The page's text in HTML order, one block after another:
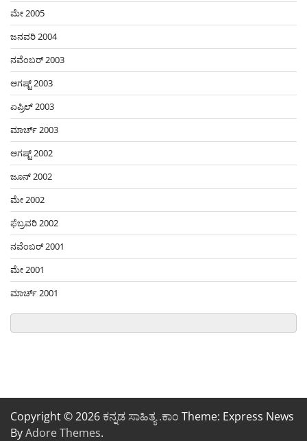
ಮೇ 2005
ಜನವರಿ 2004
ನವೆಂಬರ್ 2003
ಆಗಷ್ಟ್ 2003
ಏಪ್ರಿಲ್ 2003
ಮಾರ್ಚ್ 2003
ಆಗಷ್ಟ್ 2002
ಜೂನ್ 2002
ಮೇ 2002
ಫೆಬ್ರವರಿ 2002
ನವೆಂಬರ್ 2001
ಮೇ 2001
ಮಾರ್ಚ್ 2001
Copyright © 2026 ಕನ್ನಡ ಸಾಹಿತ್ಯ .ಕಾಂ Theme: Express News
ByAdore Themes.